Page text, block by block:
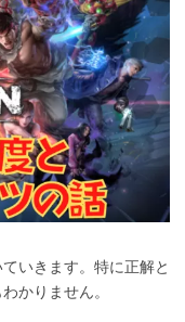
いきます。特に正解と
かりません。